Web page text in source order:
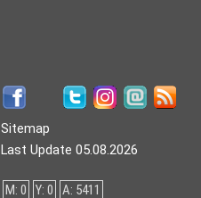
Sitemap
Last Update 05.08.2026
M: 0 Y: 0 A: 5411